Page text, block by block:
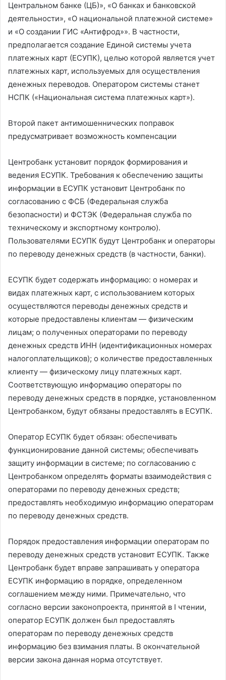
Центральном банке (ЦБ)», «О банках и банковской
деятельности», «О национальной платежной системе»
и «О создании ГИС «Антифрод»». В частности,
предполагается создание Единой системы учета
платежных карт (ЕСУПК), целью которой является учет
платежных карт, используемых для осуществления
денежных переводов. Оператором системы станет
НСПК («Национальная система платежных карт»).
Второй пакет антимошеннических поправок
предусматривает возможность компенсации
Центробанк установит порядок формирования и
ведения ЕСУПК. Требования к обеспечению защиты
информации в ЕСУПК установит Центробанк по
согласованию с ФСБ (Федеральная служба
безопасности) и ФСТЭК (Федеральная служба по
техническому и экспортному контролю).
Пользователями ЕСУПК будут Центробанк и операторы
по переводу денежных средств (в частности, банки).
ЕСУПК будет содержать информацию: о номерах и
видах платежных карт, с использованием которых
осуществляются переводы денежных средств и
которые предоставлены клиентам — физическим
лицам; о полученных операторами по переводу
денежных средств ИНН (идентификационных номерах
налогоплательщиков); о количестве предоставленных
клиенту — физическому лицу платежных карт.
Соответствующую информацию операторы по
переводу денежных средств в порядке, установленном
Центробанком, будут обязаны предоставлять в ЕСУПК.
Оператор ЕСУПК будет обязан: обеспечивать
функционирование данной системы; обеспечивать
защиту информации в системе; по согласованию с
Центробанком определять форматы взаимодействия с
операторами по переводу денежных средств;
предоставлять необходимую информацию операторам
по переводу денежных средств.
Порядок предоставления информации операторам по
переводу денежных средств установит ЕСУПК. Также
Центробанк будет вправе запрашивать у оператора
ЕСУПК информацию в порядке, определенном
соглашением между ними. Примечательно, что
согласно версии законопроекта, принятой в I чтении,
оператор ЕСУПК должен был предоставлять
операторам по переводу денежных средств
информацию без взимания платы. В окончательной
версии закона данная норма отсутствует.